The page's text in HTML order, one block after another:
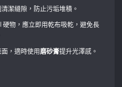
潔縫隙，防止污垢堆積。
硬物，應立即用乾布吸乾，避免長
，適時使用磨砂膏提升光澤感。